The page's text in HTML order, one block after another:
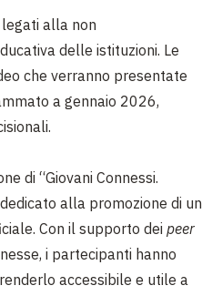
alla non
delle istituzioni. Le
che verranno presentate
a gennaio 2026,
di “Giovani Connessi.
alla promozione di un
Con il supporto dei peer
i partecipanti hanno
accessibile e utile a